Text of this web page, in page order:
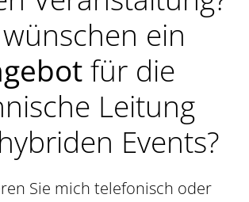
ein
für die
Leitung
Events?
Sie mich telefonisch oder